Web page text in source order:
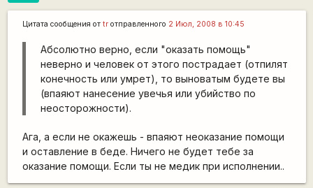
Цитата сообщения от trотправленного 2 Июл, 2008 в 10:45
Абсолютно верно, если "оказать помощь"
неверно и человек от этого пострадает (отпилят
конечность или умрет), то выноватым будете вы
(впаяют нанесение увечья или убийство по
неосторожности).
Ага, а если не окажешь - впаяют неоказание помощи
и оставление в беде. Ничего не будет тебе за
оказание помощи. Если ты не медик при исполнении..